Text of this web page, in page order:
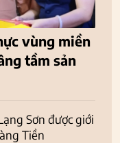
vùng miền
tầm sản
Sơn được giới
Tiền